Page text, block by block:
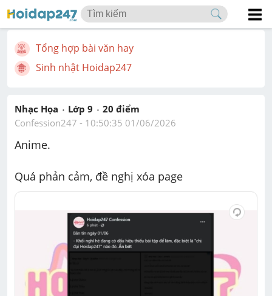
Tổng hợp bài văn hay
Sinh nhật Hoidap247
Nhạc Họa Lớp 9 20 điểm
Confession247 - 10:50:35 01/06/2026
Anime.
Quá phản cảm, đề nghị xóa page